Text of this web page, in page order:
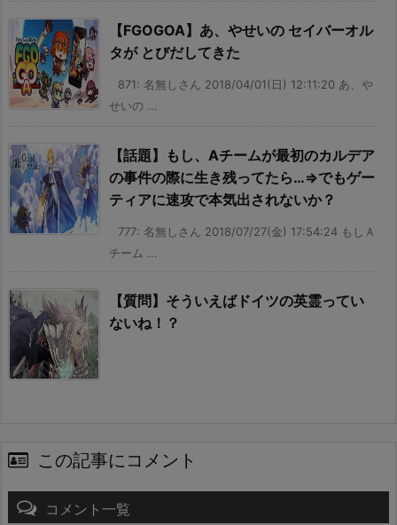
【FGOGOA】あ、やせいの セイバーオル
タが とびだしてきた
871: 名無しさん 2018/04/01(日) 12:11:20 あ、や
せいの ...
【話題】もし、Aチームが最初のカルデア
の事件の際に生き残ってたら…⇒でもゲー
ティアに速攻で本気出されないか？
777: 名無しさん 2018/07/27(金) 17:54:24 もしＡ
チーム ...
【質問】そういえばドイツの英霊ってい
ないね！？
この記事にコメント
コメント一覧